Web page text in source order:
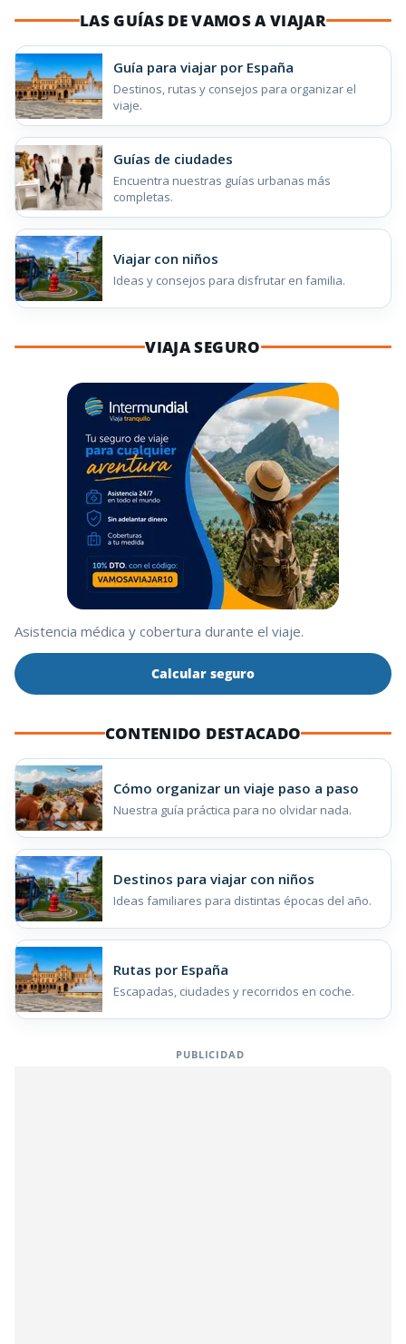
LAS GUÍAS DE VAMOS A VIAJAR
Guía para viajar por España
Destinos, rutas y consejos para organizar el
viaje.
Guías de ciudades
Encuentra nuestras guías urbanas más
completas.
Viajar con niños
Ideas y consejos para disfrutar en familia.
VIAJA SEGURO
Asistencia médica y cobertura durante el viaje.
Calcular seguro
CONTENIDO DESTACADO
Cómo organizar un viaje paso a paso
Nuestra guía práctica para no olvidar nada.
Destinos para viajar con niños
Ideas familiares para distintas épocas del año.
Rutas por España
Escapadas, ciudades y recorridos en coche.
PUBLICIDAD